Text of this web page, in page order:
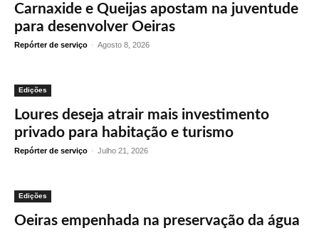
Carnaxide e Queijas apostam na juventude
para desenvolver Oeiras
Repórter de serviço - Agosto 8, 2026
Edições
Loures deseja atrair mais investimento
privado para habitação e turismo
Repórter de serviço - Julho 21, 2026
Edições
Oeiras empenhada na preservação da água